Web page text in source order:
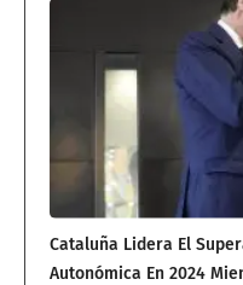
Cataluña Lidera El
Autonómica En 2024